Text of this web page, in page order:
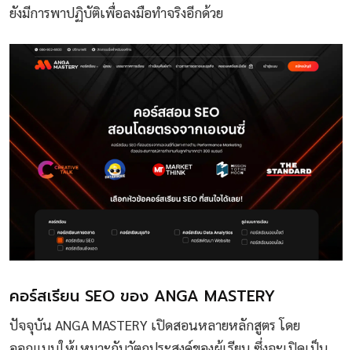
ยังมีการพาปฏิบัติเพื่อลงมือทำจริงอีกด้วย
คอร์สเรียน SEO ของ ANGA MASTERY
ปัจจุบัน ANGA MASTERY เปิดสอนหลายหลักสูตร โดย